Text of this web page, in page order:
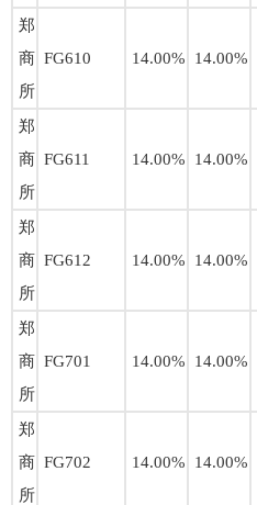
郑
商
所
FG610 14.00% 14.00%
郑
商
所
FG611 14.00% 14.00%
郑
商
所
FG612 14.00% 14.00%
郑
商
所
FG701 14.00% 14.00%
郑
商
所
FG702 14.00% 14.00%